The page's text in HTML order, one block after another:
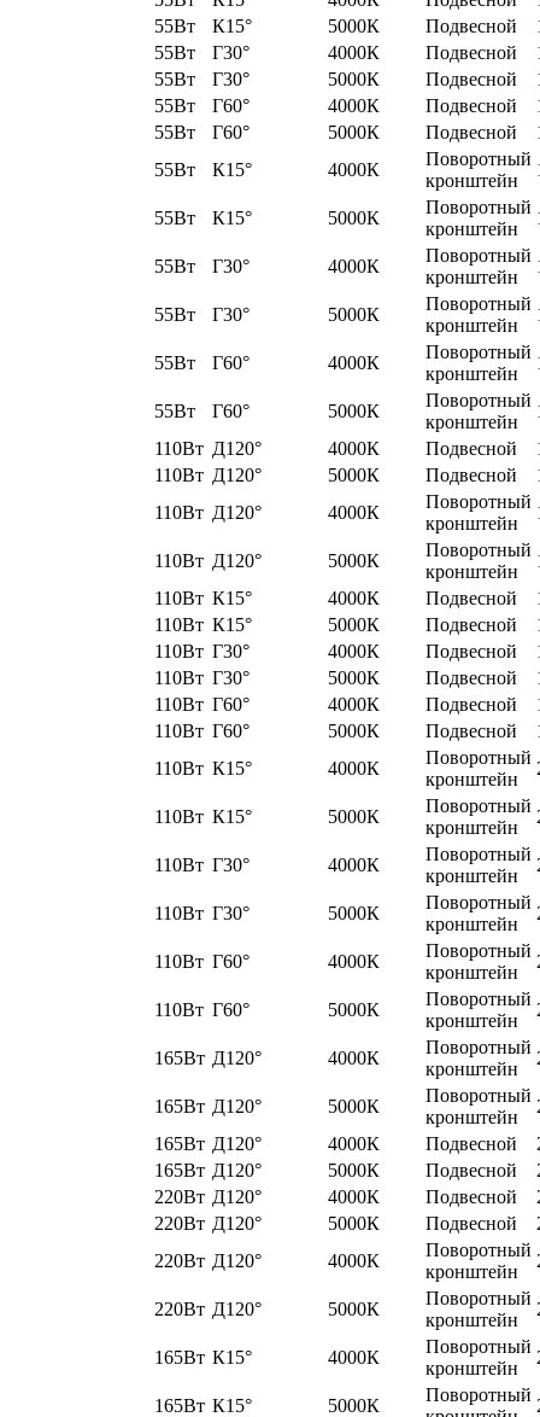
55Вт
К15° 5000К Подвесной
55Вт
Г30° 4000К Подвесной
55Вт
Г30° 5000К Подвесной
55Вт
Г60° 4000К Подвесной
55Вт
Г60° 5000К Подвесной
55Вт
К15° 4000К
Поворотный
кронштейн
55Вт К15° 5000К
Поворотный
кронштейн
55Вт Г30° 4000К
Поворотный
кронштейн
55Вт Г30° 5000К
Поворотный
кронштейн
55Вт Г60° 4000К
Поворотный
кронштейн
55Вт Г60° 5000К
Поворотный
кронштейн
110Вт Д120° 4000К Подвесной
110Вт Д120° 5000К Подвесной
110Вт Д120° 4000К
Поворотный
кронштейн
110Вт Д120° 5000К
Поворотный
кронштейн
110Вт К15° 4000К Подвесной
110Вт К15° 5000К Подвесной
110Вт Г30° 4000К Подвесной
110Вт Г30° 5000К Подвесной
110Вт Г60° 4000К Подвесной
110Вт Г60° 5000К Подвесной
110Вт К15° 4000К
Поворотный
кронштейн
110Вт К15° 5000К
Поворотный
кронштейн
110Вт Г30° 4000К
Поворотный
кронштейн
110Вт Г30° 5000К
Поворотный
кронштейн
110Вт Г60° 4000К
Поворотный
кронштейн
110Вт Г60° 5000К
Поворотный
кронштейн
165Вт Д120° 4000К
Поворотный
кронштейн
165Вт Д120° 5000К
Поворотный
кронштейн
165Вт Д120° 4000К Подвесной
165Вт Д120° 5000К Подвесной
220Вт Д120° 4000К Подвесной
220Вт Д120° 5000К Подвесной
220Вт Д120° 4000К
Поворотный
кронштейн
220Вт Д120° 5000К
Поворотный
кронштейн
165Вт К15° 4000К
Поворотный
кронштейн
165Вт К15° 5000К
Поворотный